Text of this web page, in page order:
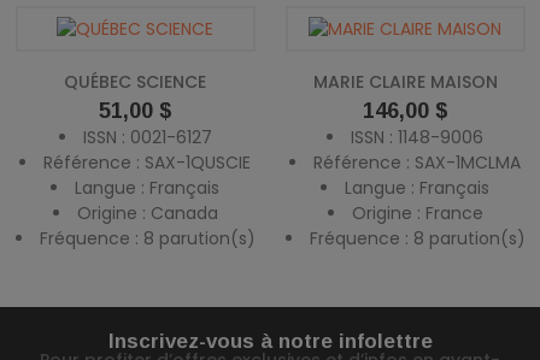
QUÉBEC SCIENCE
Prix
51,00 $
ISSN : 0021-6127
Référence : SAX-1QUSCIE
Langue : Français
Origine : Canada
Fréquence : 8 parution(s)
MARIE CLAIRE MAISON
Prix
146,00 $
ISSN : 1148-9006
Référence : SAX-1MCLMA
Langue : Français
Origine : France
Fréquence : 8 parution(s)
Inscrivez-vous à notre infolettre